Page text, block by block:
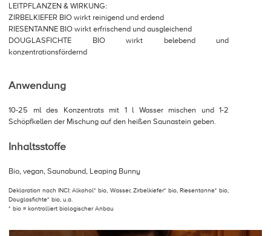
LEITPFLANZEN & WIRKUNG:
ZIRBELKIEFER BIO wirkt reinigend und erdend
RIESENTANNE BIO wirkt erfrischend und ausgleichend
DOUGLASFICHTE BIO wirkt belebend und
konzentrationsfördernd
Anwendung
10-25 ml des Konzentrats mit 1 l Wasser mischen und 1-2
Schöpfkellen der Mischung auf den heißen Saunastein geben.
Inhaltsstoffe
Bio, vegan, Saunabund, Leaping Bunny
Deklaration nach INCI: Alkohol* bio, Wasser, Zirbelkiefer* bio, Riesentanne* bio,
Douglasfichte* bio, u.a.
* bio = kontrolliert biologischer Anbau